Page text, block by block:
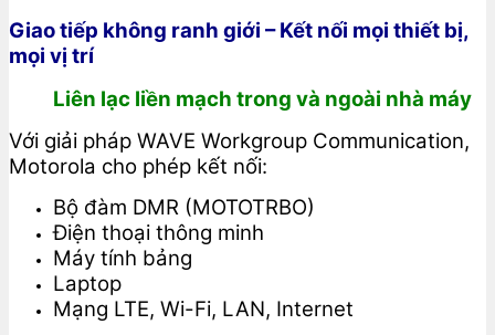
Giao tiếp không ranh giới – Kết nối mọi thiết bị,
mọi vị trí
Liên lạc liền mạch trong và ngoài nhà máy
Với giải pháp WAVE Workgroup Communication,
Motorola cho phép kết nối:
Bộ đàm DMR (MOTOTRBO)
Điện thoại thông minh
Máy tính bảng
Laptop
Mạng LTE, Wi-Fi, LAN, Internet